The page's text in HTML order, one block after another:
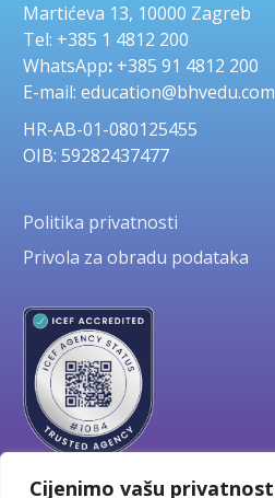
Cijenimo vašu privatnost
Martićeva 13, 10000 Zagreb
Tel: +385 1 4812 200
WhatsApp:+385 91 4812 200
E-mail: education@bhvedu.com
HR-AB-01-080125455
OIB: 59282437477
Politika privatnosti
Privola za obradu podataka